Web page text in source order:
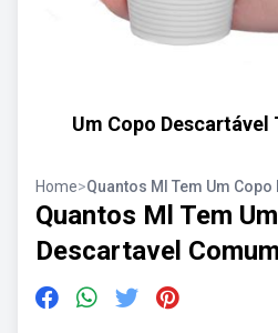
Um Copo Descartável
Home>Quantos Ml Tem Um
Quantos Ml Tem
Descartavel Comum